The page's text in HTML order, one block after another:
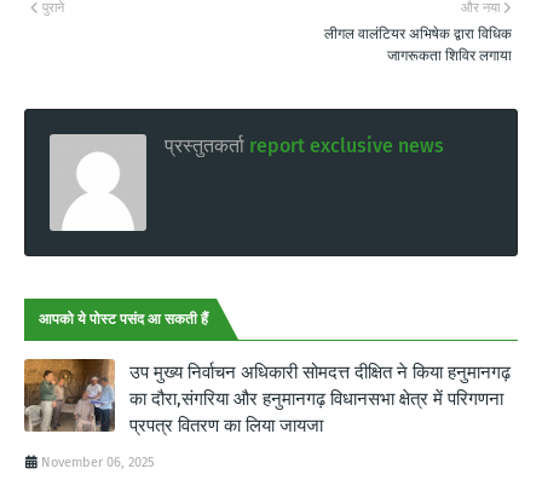
और नया
लीगल वालंटियर अभिषेक द्वारा विधिक
जागरूकता शिविर लगाया
पुराने
प्रस्तुतकर्ता report exclusive news
आपको ये पोस्ट पसंद आ सकती हैं
उप मुख्य निर्वाचन अधिकारी सोमदत्त दीक्षित ने किया हनुमानगढ़
का दौरा,संगरिया और हनुमानगढ़ विधानसभा क्षेत्र में परिगणना
प्रपत्र वितरण का लिया जायजा
November 06, 2025